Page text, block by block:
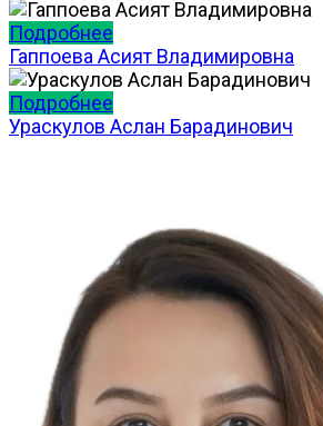
Подробнее
Гаппоева Асият Владимировна
Подробнее
Ураскулов Аслан Барадинович